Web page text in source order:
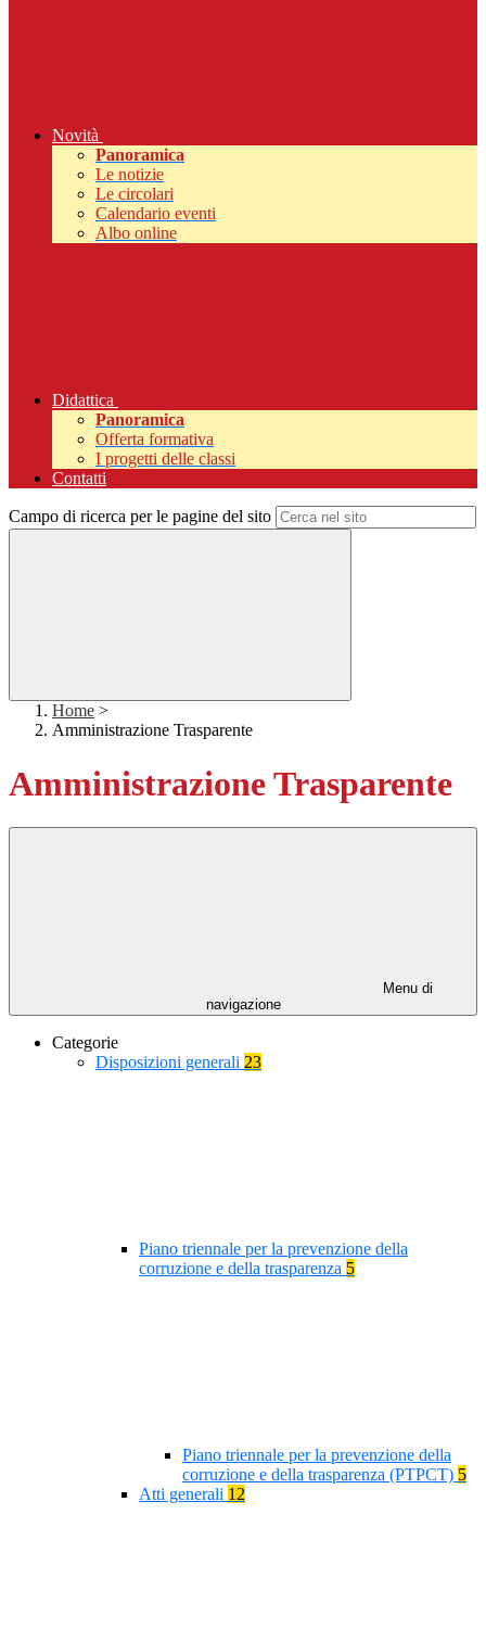
Novità
Panoramica
Le notizie
Le circolari
Calendario eventi
Albo online
Didattica
Panoramica
Offerta formativa
I progetti delle classi
Contatti
Campo di ricerca per le pagine del sito
Home >
Amministrazione Trasparente
Amministrazione Trasparente
Menu di
navigazione
Categorie
Disposizioni generali 23
Piano triennale per la prevenzione della
corruzione e della trasparenza 5
Piano triennale per la prevenzione della
corruzione e della trasparenza (PTPCT) 5
Atti generali 12